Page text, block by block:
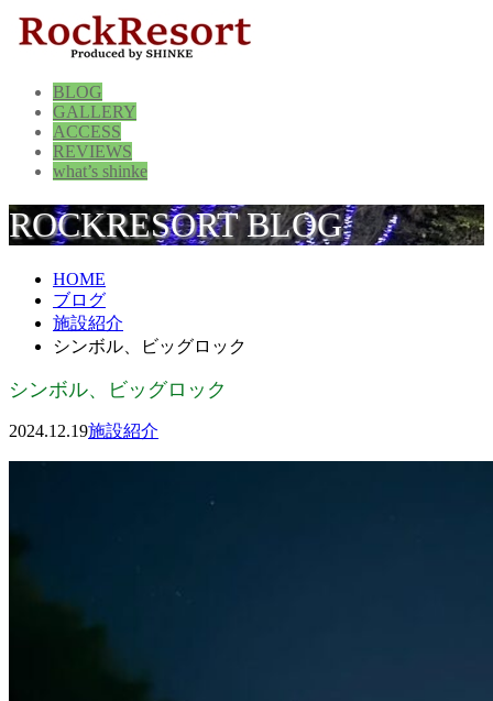
BLOG
GALLERY
ACCESS
REVIEWS
what’s shinke
ROCKRESORT BLOG
HOME
ブログ
施設紹介
シンボル、ビッグロック
シンボル、ビッグロック
2024.12.19施設紹介